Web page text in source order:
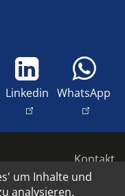
Linkedin WhatsApp
Kontakt
Impressum
um Inhalte und
analysieren.